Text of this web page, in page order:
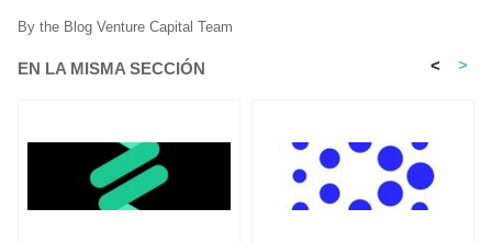
By the Blog Venture Capital Team
EN LA MISMA SECCIÓN < >